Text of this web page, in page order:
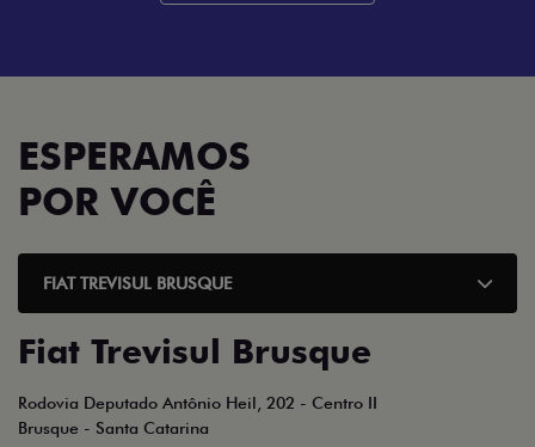
ESPERAMOS
POR VOCÊ
FIAT TREVISUL BRUSQUE
Fiat Trevisul Brusque
Rodovia Deputado Antônio Heil, 202 - Centro II
Brusque - Santa Catarina